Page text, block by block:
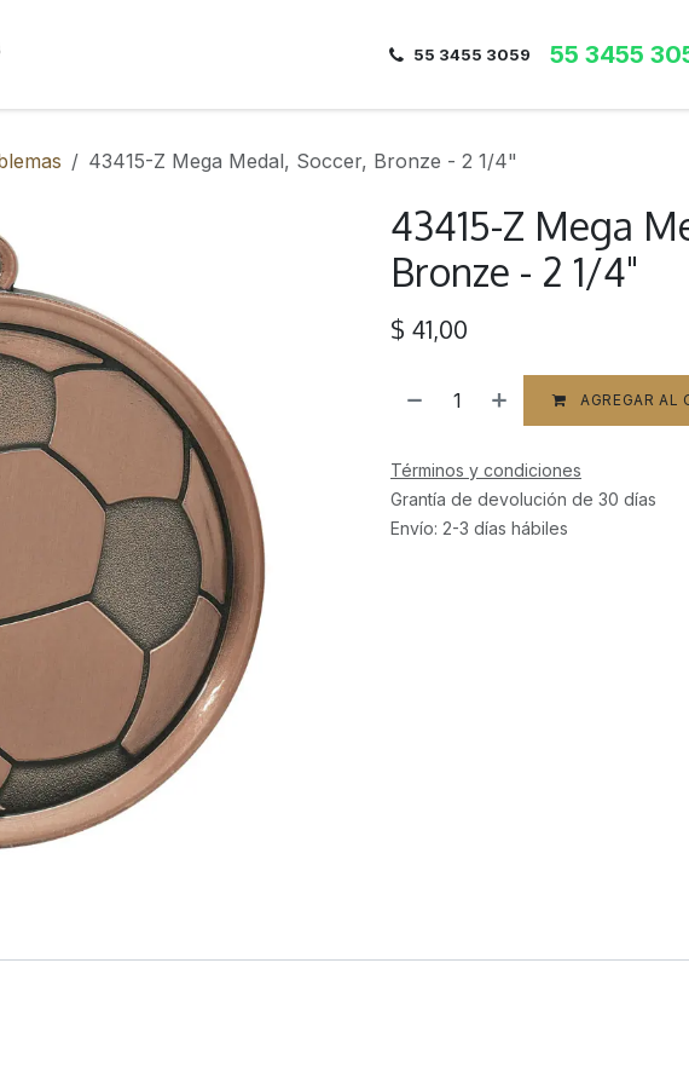
55 3455 3059 55 3455
43415-Z Mega Medal, Soccer, Bronze - 2 1/4"
43415-Z Mega
Bronze - 2 1/4"
$ 41,00
AGREGAR AL
Términos y condiciones
Grantía de devolución de 30 días
Envío: 2-3 días hábiles